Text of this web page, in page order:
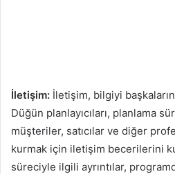
İletişim: İletişim, bilgiyi
Düğün planlayıcıları, planlama
müşteriler, satıcılar ve diğer
kurmak için iletişim becerilerini
süreciyle ilgili ayrıntılar,